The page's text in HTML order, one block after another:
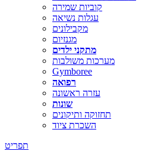
קוביות שמירה
עגלות נשיאה
מקבילונים
מגנזיום
מתקני ילדים
מערכות משולבות
Gymboree
רפואה
עזרה ראשונה
שונות
תחזוקה ותיקונים
השכרת ציוד
תפריט